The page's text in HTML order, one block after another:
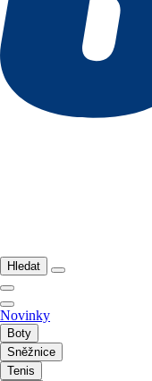
Hledat
Novinky
Boty
Sněžnice
Tenis